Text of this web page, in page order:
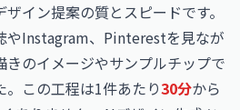
イン提案の質とスピードです。
やInstagram、Pinterestを見なが
きのイメージやサンプルチップで
この工程は1件あたり30分から